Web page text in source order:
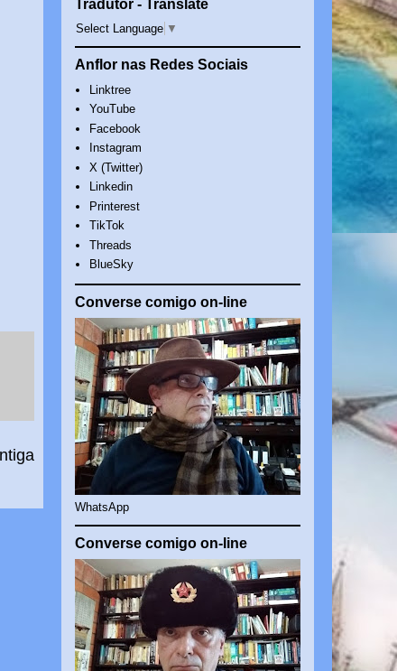
Tradutor - Translate
Select Language ▼
Anflor nas Redes Sociais
Linktree
YouTube
Facebook
Instagram
X (Twitter)
Linkedin
Printerest
TikTok
Threads
BlueSky
Converse comigo on-line
WhatsApp
Converse comigo on-line